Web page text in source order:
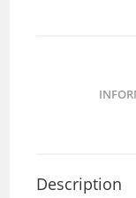
Description